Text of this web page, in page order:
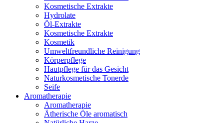
Kosmetische Extrakte
Hydrolate
Öl-Extrakte
Kosmetische Extrakte
Kosmetik
Umweltfreundliche Reinigung
Körperpflege
Hautpflege für das Gesicht
Naturkosmetische Tonerde
Seife
Aromatherapie
Aromatherapie
Ätherische Öle aromatisch